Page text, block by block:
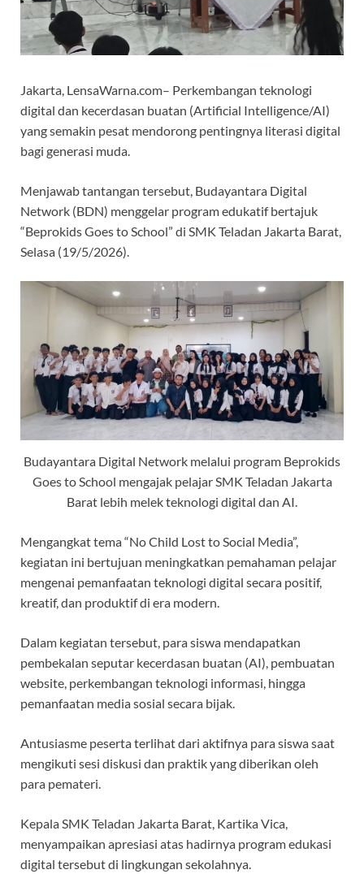
Jakarta, LensaWarna.com– Perkembangan teknologi
digital dan kecerdasan buatan (Artificial Intelligence/AI)
yang semakin pesat mendorong pentingnya literasi digital
bagi generasi muda.
Menjawab tantangan tersebut, Budayantara Digital
Network (BDN) menggelar program edukatif bertajuk
“Beprokids Goes to School” di SMK Teladan Jakarta Barat,
Selasa (19/5/2026).
Budayantara Digital Network melalui program Beprokids
Goes to School mengajak pelajar SMK Teladan Jakarta
Barat lebih melek teknologi digital dan AI.
Mengangkat tema “No Child Lost to Social Media”,
kegiatan ini bertujuan meningkatkan pemahaman pelajar
mengenai pemanfaatan teknologi digital secara positif,
kreatif, dan produktif di era modern.
Dalam kegiatan tersebut, para siswa mendapatkan
pembekalan seputar kecerdasan buatan (AI), pembuatan
website, perkembangan teknologi informasi, hingga
pemanfaatan media sosial secara bijak.
Antusiasme peserta terlihat dari aktifnya para siswa saat
mengikuti sesi diskusi dan praktik yang diberikan oleh
para pemateri.
Kepala SMK Teladan Jakarta Barat, Kartika Vica,
menyampaikan apresiasi atas hadirnya program edukasi
digital tersebut di lingkungan sekolahnya.